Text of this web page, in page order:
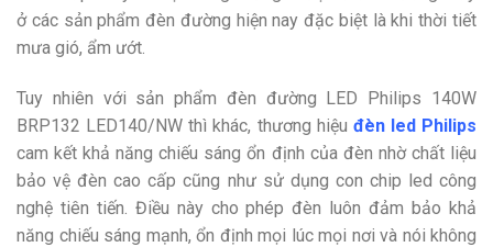
ở các sản phẩm đèn đường hiện nay đặc biệt là khi thời tiết
mưa gió, ẩm ướt.
Tuy nhiên với sản phẩm đèn đường LED Philips 140W
BRP132 LED140/NW thì khác, thương hiệu đèn led Philips
cam kết khả năng chiếu sáng ổn định của đèn nhờ chất liệu
bảo vệ đèn cao cấp cũng như sử dụng con chip led công
nghệ tiên tiến. Điều này cho phép đèn luôn đảm bảo khả
năng chiếu sáng mạnh, ổn định mọi lúc mọi nơi và nói không